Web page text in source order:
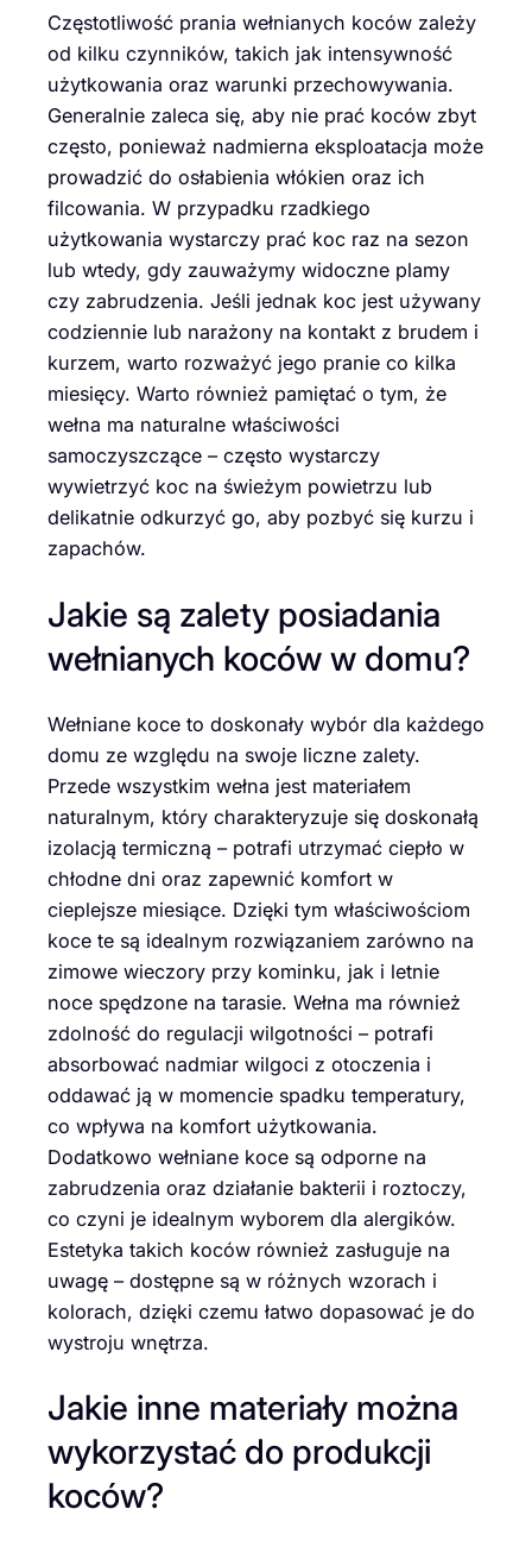
Częstotliwość prania wełnianych koców zależy
od kilku czynników, takich jak intensywność
użytkowania oraz warunki przechowywania.
Generalnie zaleca się, aby nie prać koców zbyt
często, ponieważ nadmierna eksploatacja może
prowadzić do osłabienia włókien oraz ich
filcowania. W przypadku rzadkiego
użytkowania wystarczy prać koc raz na sezon
lub wtedy, gdy zauważymy widoczne plamy
czy zabrudzenia. Jeśli jednak koc jest używany
codziennie lub narażony na kontakt z brudem i
kurzem, warto rozważyć jego pranie co kilka
miesięcy. Warto również pamiętać o tym, że
wełna ma naturalne właściwości
samoczyszczące – często wystarczy
wywietrzyć koc na świeżym powietrzu lub
delikatnie odkurzyć go, aby pozbyć się kurzu i
zapachów.
Jakie są zalety posiadania
wełnianych koców w domu?
Wełniane koce to doskonały wybór dla każdego
domu ze względu na swoje liczne zalety.
Przede wszystkim wełna jest materiałem
naturalnym, który charakteryzuje się doskonałą
izolacją termiczną – potrafi utrzymać ciepło w
chłodne dni oraz zapewnić komfort w
cieplejsze miesiące. Dzięki tym właściwościom
koce te są idealnym rozwiązaniem zarówno na
zimowe wieczory przy kominku, jak i letnie
noce spędzone na tarasie. Wełna ma również
zdolność do regulacji wilgotności – potrafi
absorbować nadmiar wilgoci z otoczenia i
oddawać ją w momencie spadku temperatury,
co wpływa na komfort użytkowania.
Dodatkowo wełniane koce są odporne na
zabrudzenia oraz działanie bakterii i roztoczy,
co czyni je idealnym wyborem dla alergików.
Estetyka takich koców również zasługuje na
uwagę – dostępne są w różnych wzorach i
kolorach, dzięki czemu łatwo dopasować je do
wystroju wnętrza.
Jakie inne materiały można
wykorzystać do produkcji
koców?